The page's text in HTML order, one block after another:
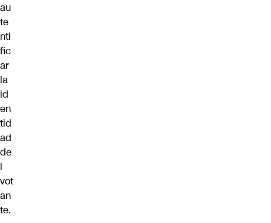
au
te
nti
fic
ar
la
id
en
tid
ad
de
l
vot
an
te.